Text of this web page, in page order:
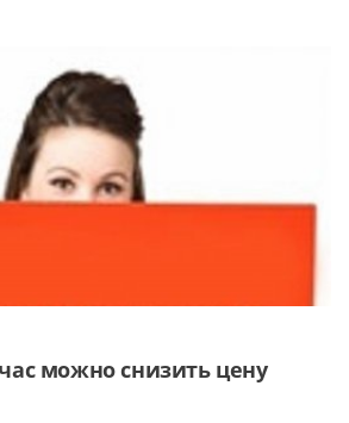
можно снизить цену